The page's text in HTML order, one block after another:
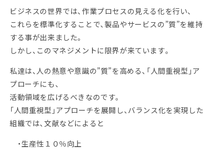
ビジネスの世界では、作業プロセスの見える化を行い、
これらを標準化することで、製品やサービスの”質”を維持
する事が出来ました。
しかし、このマネジメントに限界が来ています。
私達は、人の熱意や意識の”質”を高める、「人間重視型」ア
プローチにも、
活動領域を広げるべきなのです。
「人間重視型」アプローチを展開し、バランス化を実現した
組織では、文献などによると
・生産性１０％向上